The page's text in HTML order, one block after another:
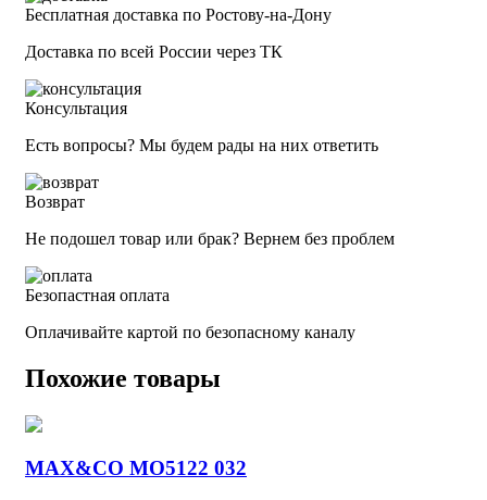
Бесплатная доставка по Ростову-на-Дону
Доставка по всей России через ТК
Консультация
Есть вопросы? Мы будем рады на них ответить
Возврат
Не подошел товар или брак? Вернем без проблем
Безопастная оплата
Оплачивайте картой по безопасному каналу
Похожие товары
MAX&CO MO5122 032